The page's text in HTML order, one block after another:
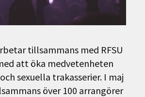
tillsammans med RFSU
att öka medvetenheten
sexuella trakasserier. I maj
över 100 arrangörer